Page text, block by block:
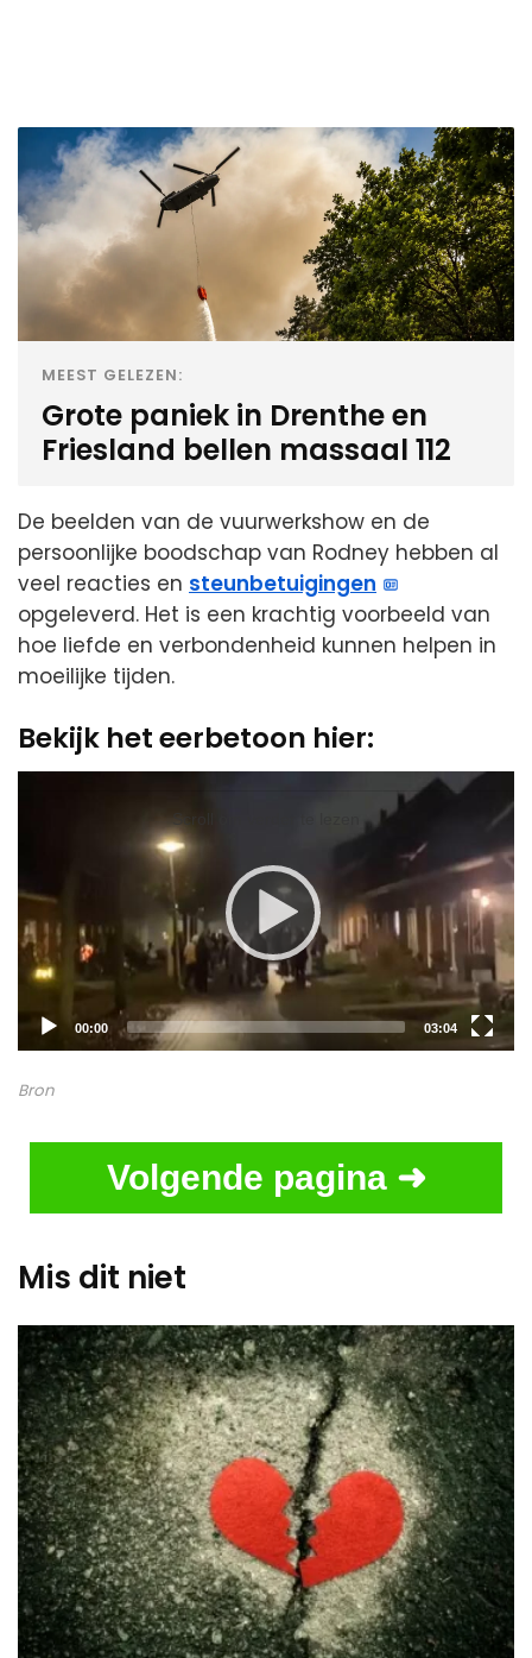
MEEST GELEZEN:
Grote paniek in Drenthe en
Friesland bellen massaal 112
De beelden van de vuurwerkshow en de
persoonlijke boodschap van Rodney hebben al
veel reacties en steunbetuigingen
opgeleverd. Het is een krachtig voorbeeld van
hoe liefde en verbondenheid kunnen helpen in
moeilijke tijden.
Bekijk het eerbetoon hier:
Current
time
00:00
Total
duration
03:04
Bron
Volgende pagina ➜
Mis dit niet